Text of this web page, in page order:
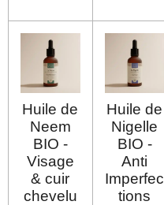
Huile de
Neem
BIO -
Visage
& cuir
chevelu
Huile de
Nigelle
BIO -
Anti
Imperfec
tions